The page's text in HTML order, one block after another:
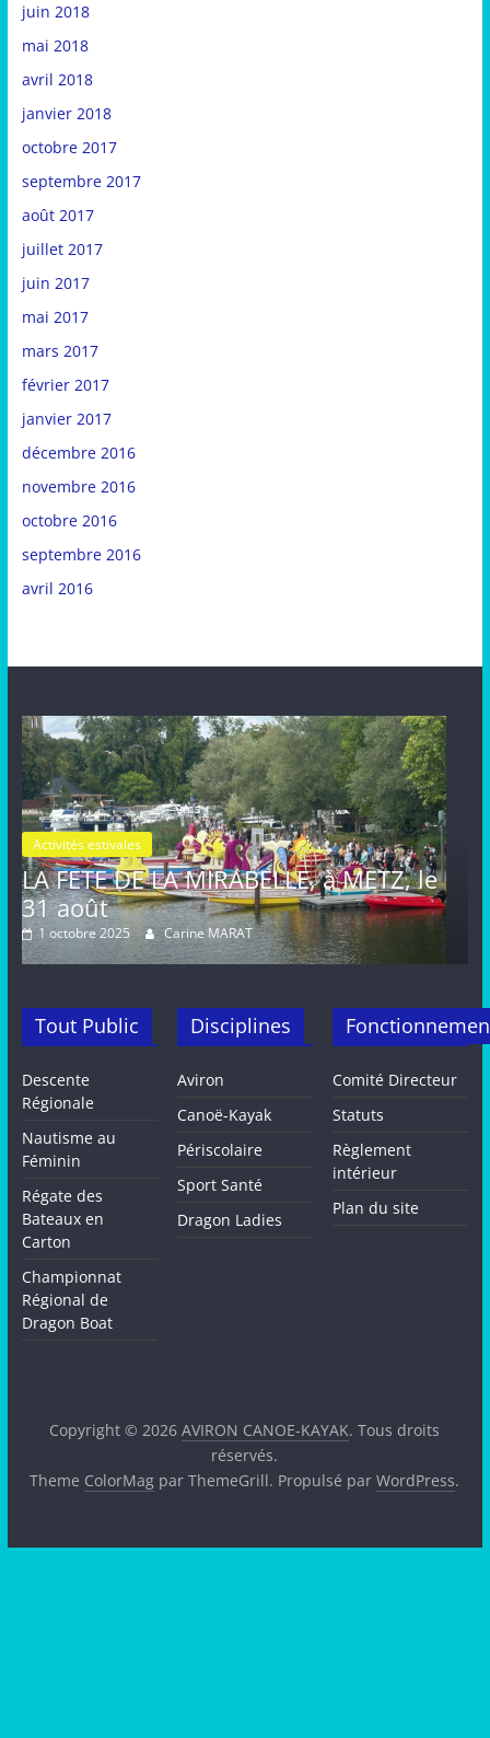
juin 2018
mai 2018
avril 2018
janvier 2018
octobre 2017
septembre 2017
août 2017
juillet 2017
juin 2017
mai 2017
mars 2017
février 2017
janvier 2017
décembre 2016
novembre 2016
octobre 2016
septembre 2016
avril 2016
à METZ, le
Activités estivales Actualités
FETE de la
août, METZ
16 septembre 2024
Tout Public
Descente
Régionale
Nautisme au
Féminin
Régate des
Bateaux en
Carton
Championnat
Régional de
Dragon Boat
Disciplines
Aviron
Canoë-Kayak
Périscolaire
Sport Santé
Dragon Ladies
Comité Directeur
Statuts
Règlement
intérieur
Plan du site
Copyright © 2026AVIRON CANOE-KAYAK. Tous droits
réservés.
Theme ColorMag par ThemeGrill. Propulsé parWordPress.